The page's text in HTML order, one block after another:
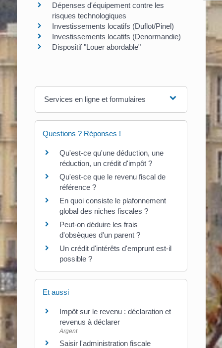
Dépenses d'équipement contre les
risques technologiques
Investissements locatifs (Duflot/Pinel)
Investissements locatifs (Denormandie)
Dispositif "Louer abordable"
Services en ligne et formulaires
Questions ? Réponses !
Qu'est-ce qu'une déduction, une
réduction, un crédit d'impôt ?
Qu'est-ce que le revenu fiscal de
référence ?
En quoi consiste le plafonnement
global des niches fiscales ?
Peut-on déduire les frais
d'obsèques d'un parent ?
Un crédit d'intérêts d'emprunt est-il
possible ?
Et aussi
Impôt sur le revenu : déclaration et
revenus à déclarer
Argent
Saisir l'administration fiscale